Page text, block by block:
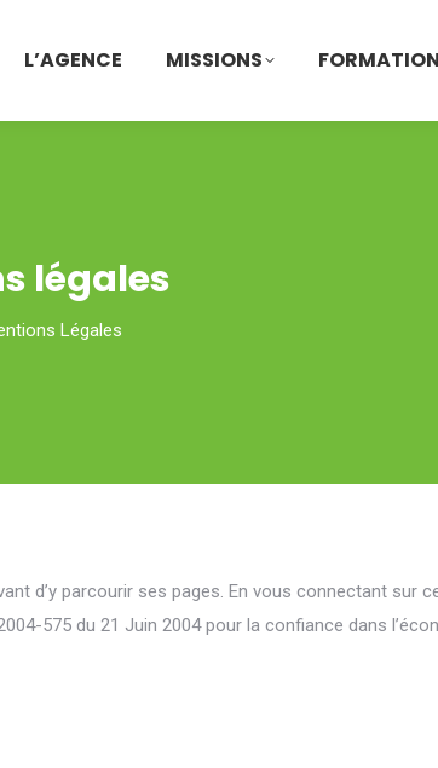
L’AGENCE MISSIONS
légales
Légales
d’y parcourir ses pages. En vous connectant sur
575 du 21 Juin 2004 pour la confiance dans